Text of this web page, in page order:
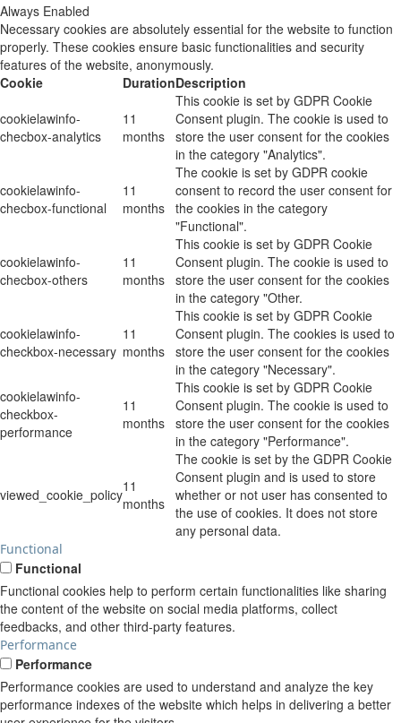
Always Enabled
Necessary cookies are absolutely essential for the website to function
properly. These cookies ensure basic functionalities and security
features of the website, anonymously.
Cookie
DurationDescription
cookielawinfo-
checbox-analytics
11
months
This cookie is set by GDPR Cookie
Consent plugin. The cookie is used to
store the user consent for the cookies
in the category "Analytics".
cookielawinfo-
checbox-functional
11
months
The cookie is set by GDPR cookie
consent to record the user consent for
the cookies in the category
"Functional".
cookielawinfo-
checbox-others
11
months
This cookie is set by GDPR Cookie
Consent plugin. The cookie is used to
store the user consent for the cookies
in the category "Other.
cookielawinfo-
checkbox-necessary
11
months
This cookie is set by GDPR Cookie
Consent plugin. The cookies is used to
store the user consent for the cookies
in the category "Necessary".
cookielawinfo-
checkbox-
performance
11
months
This cookie is set by GDPR Cookie
Consent plugin. The cookie is used to
store the user consent for the cookies
in the category "Performance".
viewed_cookie_policy11
months
The cookie is set by the GDPR Cookie
Consent plugin and is used to store
whether or not user has consented to
the use of cookies. It does not store
any personal data.
Functional
Functional
Functional cookies help to perform certain functionalities like sharing
the content of the website on social media platforms, collect
feedbacks, and other third-party features.
Performance
Performance
Performance cookies are used to understand and analyze the key
performance indexes of the website which helps in delivering a better